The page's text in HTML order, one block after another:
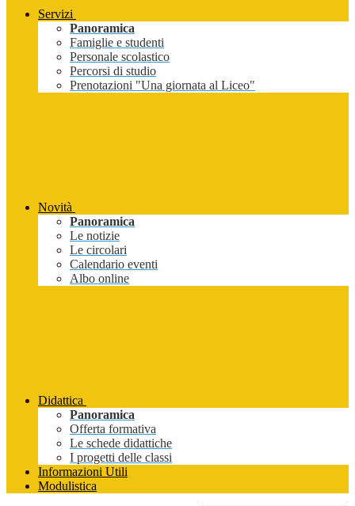
Servizi
Panoramica
Famiglie e studenti
Personale scolastico
Percorsi di studio
Prenotazioni "Una giornata al Liceo"
Novità
Panoramica
Le notizie
Le circolari
Calendario eventi
Albo online
Didattica
Panoramica
Offerta formativa
Le schede didattiche
I progetti delle classi
Informazioni Utili
Modulistica